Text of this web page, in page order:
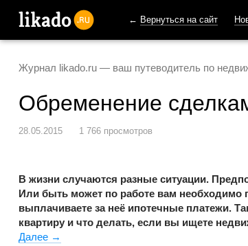
← Вернуться на сайт
Журнал likado.ru — ваш путеводитель по
Обременение
28.05.2015 1 766 просмотров
В жизни случаются разные ситуации.
Или быть может по работе вам необходимо
выплачиваете за неё ипотечные платежи.
квартиру и что делать, если вы ищете
Далее Обременение сделкам с квартирой — не
→